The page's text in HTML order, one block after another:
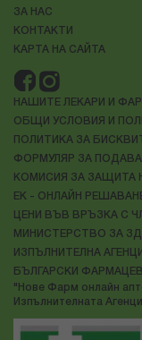
ЗА НАС
КОНТАКТИ
КАРТА НА САЙТА
НАШИТЕ ЛЕКАРИ И
ОБЩИ УСЛОВИЯ И
ПОЛИТИКА ЗА
ФОРМУЛЯР ЗА
КОМИСИЯ ЗА ЗАЩИТА
ЕК - ОНЛАЙН
ЦЕНИ ВЪВ ВРЪЗКА С
МИНИСТЕРСТВО ЗА
ИЗПЪЛНИТЕЛНА
БЪЛГАРСКИ
"Нове Фарм онлайн
Изпълнителната